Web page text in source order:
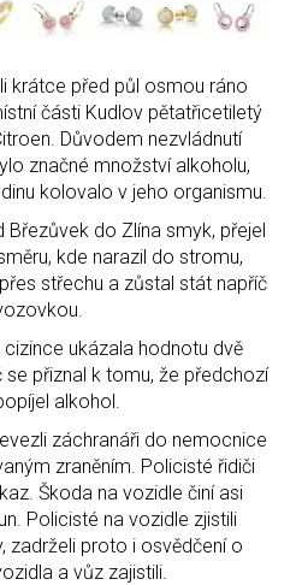
krátce před půl osmou ráno
části Kudlov pětatřicetiletý
Důvodem nezvládnutí
značné množství alkoholu,
kolovalo v jeho organismu.
Březůvek do Zlína smyk, přejel
kde narazil do stromu,
střechu a zůstal stát napříč
ukázala hodnotu dvě
přiznal k tomu, že předchozí
alkohol.
záchranáři do nemocnice
zraněním. Policisté řidiči
Škoda na vozidle činí asi
Policisté na vozidle zjistili
zadrželi proto i osvědčení o
a vůz zajistili.